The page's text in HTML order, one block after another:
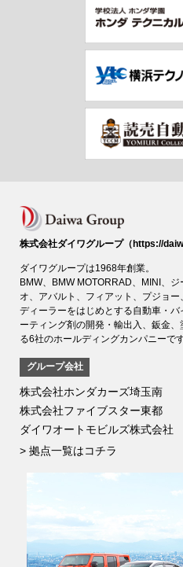
株式会社ダイワグループ（https://
ダイワグループは1968年創業。
BMW、BMW MOTORRAD、MINI、
オ、アバルト、フィアット、プジョ
ディーラーをはじめとする自動車・
ーティング剤の開発・輸出入、鈑金
る6社のホールディングカンパニーです
グループ会社
株式会社ホンダカーズ埼玉南
株式会社ファイブスター東都
ダイワオートモビルズ株式会社
> 拠点一覧はコチラ